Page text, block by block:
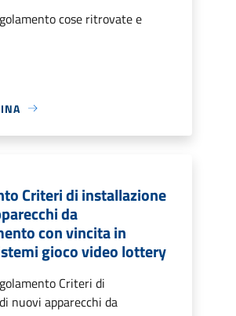
cose ritrovate e
Criteri di installazione
da
con vincita in
gioco video lottery
Criteri di
nuovi apparecchi da